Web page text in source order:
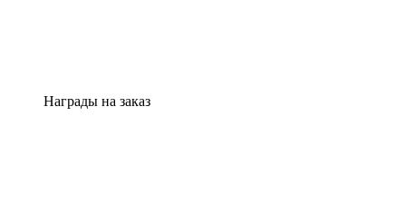
Награды на заказ